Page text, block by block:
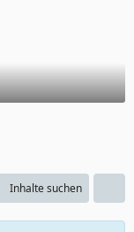
Inhalte suchen